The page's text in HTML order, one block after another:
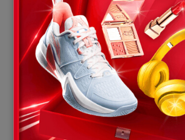
“Tiền đó… là tiền đền bù đất của bố tôi.”
Cả bàn im lặng.
Tuấn khựng lại.
Bà Hạnh nhìn tôi, ánh mắt không hề né tránh.
“Thì sao?”